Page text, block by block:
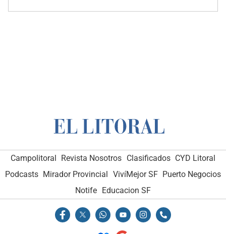
Campolitoral Revista Nosotros Clasificados CYD Litoral
Podcasts Mirador Provincial VivíMejor SF Puerto Negocios
Notife Educacion SF